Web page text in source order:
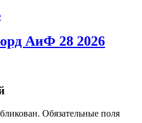
АиФ 28 2026
Обязательные поля